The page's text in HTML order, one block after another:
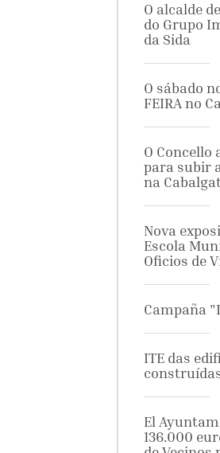
O alcalde
do Grupo
da Sida
O sábado
FEIRA no
O Concello
para subir
na
Nova
Escola
Oficios de
Campaña
ITE das
El
136.000